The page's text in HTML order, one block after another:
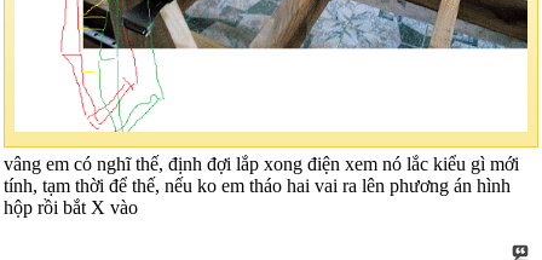
vâng em có nghĩ thế, định đợi lắp xong điện xem nó lắc kiểu gì mới
tính, tạm thời để thế, nếu ko em tháo hai vai ra lên phương án hình
hộp rồi bắt X vào